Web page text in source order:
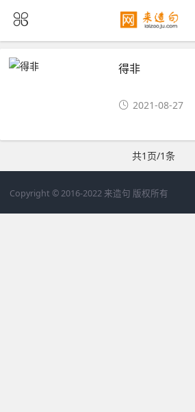
得非
2021-08-27
共1页/1条
Copyright © 2016-2022 来造句 版权所有